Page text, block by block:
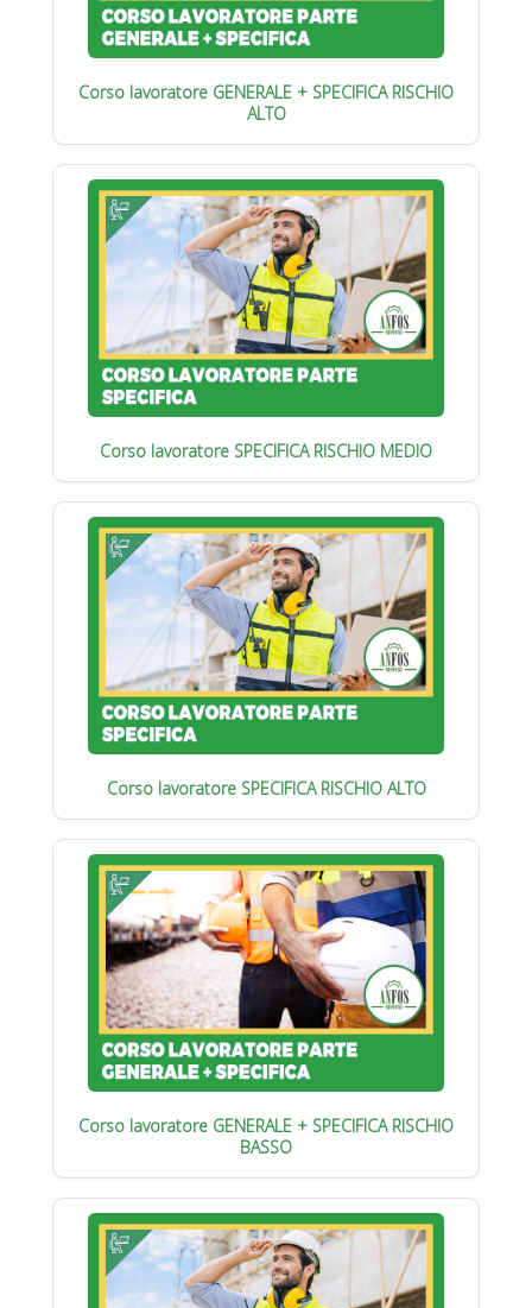
Corso lavoratore GENERALE + SPECIFICA RISCHIO
ALTO
Corso lavoratore SPECIFICA RISCHIO MEDIO
Corso lavoratore SPECIFICA RISCHIO ALTO
Corso lavoratore GENERALE + SPECIFICA RISCHIO
BASSO